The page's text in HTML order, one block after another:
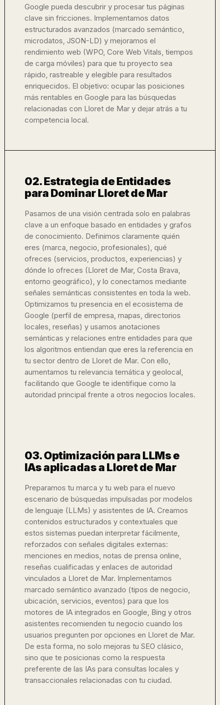
Google pueda descubrir y procesar tus páginas
clave sin fricciones. Implementamos datos
estructurados avanzados (marcado semántico,
microdatos, JSON-LD) y mejoramos el
rendimiento web (WPO, Core Web Vitals, tiempos
de carga móviles) para que tu proyecto sea
rápido, rastreable y elegible para resultados
enriquecidos. El objetivo: ocupar las posiciones
más rentables en Google para las búsquedas
relacionadas con Lloret de Mar y dejar atrás a tu
competencia local.
02. Estrategia de Entidades
para Dominar Lloret de Mar
Pasamos de una visión centrada solo en palabras
clave a un enfoque basado en entidades y grafos
de conocimiento. Definimos claramente quién
eres (marca, negocio, profesionales), qué
ofreces (servicios, productos, experiencias) y
dónde lo ofreces (Lloret de Mar, Costa Brava,
entorno geográfico), y lo conectamos mediante
señales semánticas consistentes en toda la web.
Optimizamos tu presencia en el ecosistema de
Google (perfil de empresa, mapas, directorios
locales, reseñas) y usamos anotaciones
semánticas y relaciones entre entidades para que
los algoritmos entiendan que eres la referencia en
tu sector dentro de Lloret de Mar. Con ello,
aumentamos tu relevancia temática y geolocal,
facilitando que Google te identifique como la
autoridad principal frente a otros negocios locales.
03. Optimización para LLMs e
IAs aplicadas a Lloret de Mar
Preparamos tu marca y tu web para el nuevo
escenario de búsquedas impulsadas por modelos
de lenguaje (LLMs) y asistentes de IA. Creamos
contenidos estructurados y contextuales que
estos sistemas puedan interpretar fácilmente,
reforzados con señales digitales externas:
menciones en medios, notas de prensa online,
reseñas cualificadas y enlaces de autoridad
vinculados a Lloret de Mar. Implementamos
marcado semántico avanzado (tipos de negocio,
ubicación, servicios, eventos) para que los
motores de IA integrados en Google, Bing y otros
asistentes recomienden tu negocio cuando los
usuarios pregunten por opciones en Lloret de Mar.
De esta forma, no solo mejoras tu SEO clásico,
sino que te posicionas como la respuesta
preferente de las IAs para consultas locales y
transaccionales relacionadas con tu ciudad.